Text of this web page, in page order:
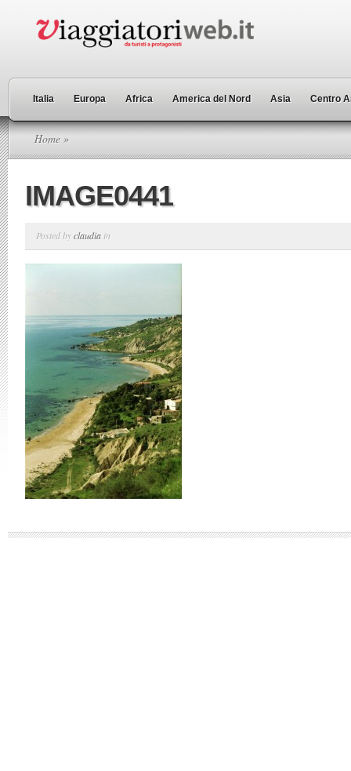
Italia Europa Africa America del Nord Asia Centro
Home »
IMAGE0441
Posted byclaudia in